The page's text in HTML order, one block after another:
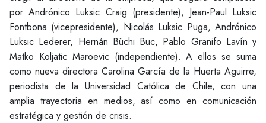
por Andrónico Luksic Craig (presidente), Jean-Paul Luksic
Fontbona (vicepresidente), Nicolás Luksic Puga, Andrónico
Luksic Lederer, Hernán Büchi Buc, Pablo Granifo Lavín y
Matko Koljatic Maroevic (independiente). A ellos se suma
como nueva directora Carolina García de la Huerta Aguirre,
periodista de la Universidad Católica de Chile, con una
amplia trayectoria en medios, así como en comunicación
estratégica y gestión de crisis.